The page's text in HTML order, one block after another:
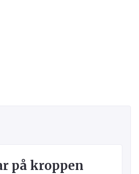
på kroppen